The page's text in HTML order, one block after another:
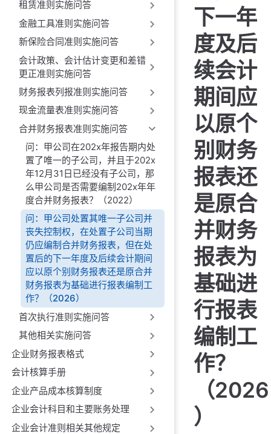
租赁准则实施问答
金融工具准则实施问答
新保险合同准则实施问答
会计政策、会计估计变更和差错
更正准则实施问答
财务报表列报准则实施问答
现金流量表准则实施问答
合并财务报表准则实施问答
问：甲公司在202x年报告期内处
置了唯一的子公司，并且于202x
年12月31日已经没有子公司，那
么甲公司是否需要编制202x年年
度合并财务报表？（2022）
问：甲公司处置其唯一子公司并
丧失控制权，在处置子公司当期
仍应编制合并财务报表，但在处
置后的下一年度及后续会计期间
应以原个别财务报表还是原合并
财务报表为基础进行报表编制工
作？（2026）
首次执行准则实施问答
其他相关实施问答
企业财务报表格式
会计核算手册
企业产品成本核算制度
企业会计科目和主要账务处理
企业会计准则相关其他规定
下一年
度及后
续会计
期间应
以原个
别财务
报表还
是原合
并财务
报表为
基础进
行报表
编制工
作？
（2026
）